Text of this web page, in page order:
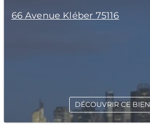
66 Avenue Kléber 75116
DÉCOUVRIR CE BIEN